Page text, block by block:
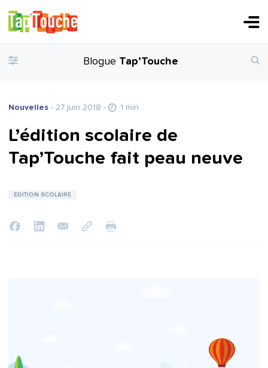
Blogue Tap’Touche
Nouvelles - 27 juin 2018 - 1 min
L’édition scolaire de
Tap’Touche fait peau neuve
ÉDITION SCOLAIRE